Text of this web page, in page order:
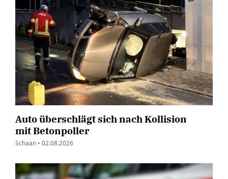
Auto überschlägt sich nach Kollision
mit Betonpoller
Schaan • 02.08.2026